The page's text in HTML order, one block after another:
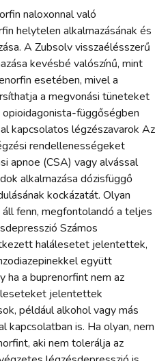
naloxonnal való
helytelen alkalmazásának és
A Zubsolv visszaélésszerű
kevésbé valószínű, mint
esetében, mivel a
a megvonási tüneteket
függőségben
kapcsolatos légzészavarok Az
rendellenességeket
apnoe (CSA) vagy alvással
alkalmazása dózisfüggő
kockázatát. Olyan
fenn, megfontolandó a teljes
Számos
halálesetet jelentettek,
együtt
ha a buprenorfint nem az
jelentettek
például alkohol vagy más
kapcsolatban is. Ha olyan, nem
aki nem tolerálja az